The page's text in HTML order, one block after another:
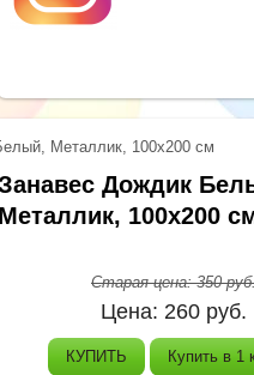
Металлик, 100x200 см
Дождик
Металлик, 100x200
Старая цена:350
Цена: 260 руб.
КУПИТЬ Купить в 1